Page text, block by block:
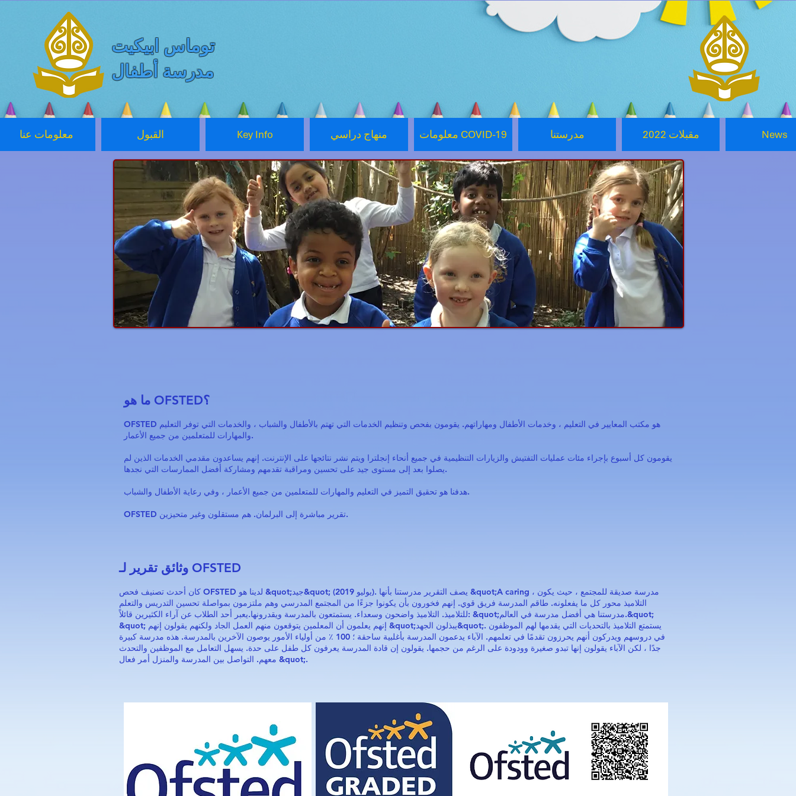
توماس ابيكيت
مدرسة أطفال
معلومات عنا القبول Key Info منهاج دراسي معلومات COVID-19 مدرستنا 2022 مقبلات News
ما هو OFSTED؟
OFSTED هو مكتب المعايير في التعليم ، وخدمات الأطفال ومهاراتهم. يقومون بفحص وتنظيم الخدمات التي تهتم بالأطفال والشباب ، والخدمات التي توفر التعليم
والمهارات للمتعلمين من جميع الأعمار.
يقومون كل أسبوع بإجراء مئات عمليات التفتيش والزيارات التنظيمية في جميع أنحاء إنجلترا ويتم نشر نتائجها على الإنترنت. إنهم يساعدون مقدمي الخدمات الذين لم
يصلوا بعد إلى مستوى جيد على تحسين ومراقبة تقدمهم ومشاركة أفضل الممارسات التي نجدها.
هدفنا هو تحقيق التميز في التعليم والمهارات للمتعلمين من جميع الأعمار ، وفي رعاية الأطفال والشباب.
OFSTED تقرير مباشرة إلى البرلمان. هم مستقلون وغير متحيزين.
وثائق تقرير لـ OFSTED
كان أحدث تصنيف فحص OFSTED لدينا هو &quot;جيد&quot; (يوليو 2019). يصف التقرير مدرستنا بأنها &quot;A caring ، مدرسة صديقة للمجتمع ، حيث يكون
التلاميذ محور كل ما يفعلونه. طاقم المدرسة فريق قوي. إنهم فخورون بأن يكونوا جزءًا من المجتمع المدرسي وهم ملتزمون بمواصلة تحسين التدريس والتعلم
للتلاميذ. التلاميذ واضحون وسعداء. يستمتعون بالمدرسة ويقدرونها.يعبر أحد الطلاب عن آراء الكثيرين قائلاً: &quot;مدرستنا هي أفضل مدرسة في العالم.&quot;
&quot; إنهم يعلمون أن المعلمين يتوقعون منهم العمل الجاد ولكنهم يقولون إنهم &quot;يبذلون الجهد&quot;. يستمتع التلاميذ بالتحديات التي يقدمها لهم الموظفون
في دروسهم ويدركون أنهم يحرزون تقدمًا في تعلمهم. الآباء يدعمون المدرسة بأغلبية ساحقة ؛ 100 ٪ من أولياء الأمور يوصون الآخرين بالمدرسة. هذه مدرسة كبيرة
جدًا ، لكن الآباء يقولون إنها تبدو صغيرة وودودة على الرغم من حجمها. يقولون إن قادة المدرسة يعرفون كل طفل على حدة. يسهل التعامل مع الموظفين والتحدث
معهم. التواصل بين المدرسة والمنزل أمر فعال &quot;.